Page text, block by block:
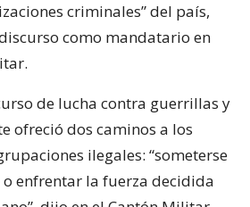
criminales” del país,
como mandatario en
de lucha contra guerrillas y
ofreció dos caminos a los
ilegales: “someterse
enfrentar la fuerza decidida